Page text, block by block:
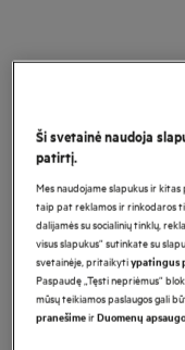
Picos
Pagrindiniai
Kurkite kokybiškas picas,
Picų kepimo rinkinys,
Greitai, tolygiai įkaistantis
tekstūrą.
Ši svetainė naudoja
patirtį.
Mes naudojame slapukus ir
taip pat reklamos ir rinkodaros
dalijamės su socialinių tinklų,
visus slapukus“ sutinkate su
svetainėje, pritaikytiypatingus
Paspaudę „Tęsti nepriėmus“
mūsų teikiamos paslaugos gali
pranešimeirDuomenų